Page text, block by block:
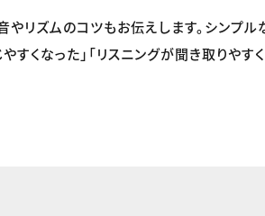
リズムのコツもお伝えします。シンプ
すくなった」「リスニングが聞き取りやす